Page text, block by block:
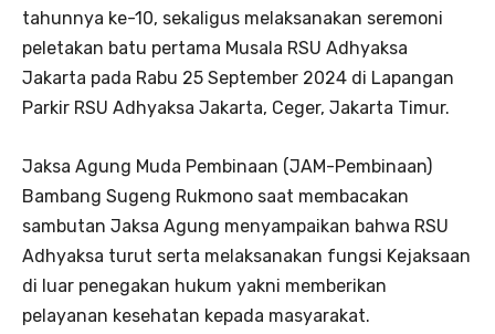
tahunnya ke-10, sekaligus melaksanakan seremoni
peletakan batu pertama Musala RSU Adhyaksa
Jakarta pada Rabu 25 September 2024 di Lapangan
Parkir RSU Adhyaksa Jakarta, Ceger, Jakarta Timur.
Jaksa Agung Muda Pembinaan (JAM-Pembinaan)
Bambang Sugeng Rukmono saat membacakan
sambutan Jaksa Agung menyampaikan bahwa RSU
Adhyaksa turut serta melaksanakan fungsi Kejaksaan
di luar penegakan hukum yakni memberikan
pelayanan kesehatan kepada masyarakat.